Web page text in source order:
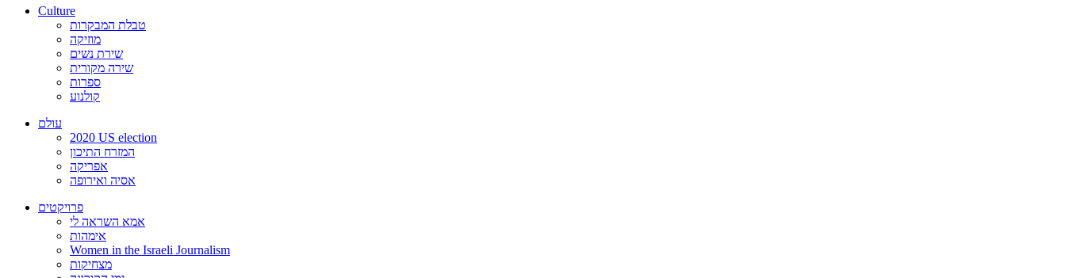
Culture
טבלת המבקרות
מוזיקה
שירת נשים
שירה מקורית
ספרות
קולנוע
עולם
2020 US election
המזרח התיכון
אפריקה
אסיה ואירופה
פרויקטים
אמא השראה לי
אימהות
Women in the Israeli Journalism
מצחיקות